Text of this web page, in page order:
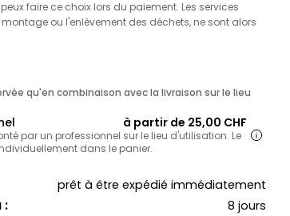
faire ce choix lors du paiement. Les services
ou l'enlèvement des déchets, ne sont alors
qu'en combinaison avec la livraison sur le lieu
à partir de 25,00 CHF
par un professionnel sur le lieu d'utilisation. Le
dans le panier.
prêt à être expédié immédiatement
: 8 jours